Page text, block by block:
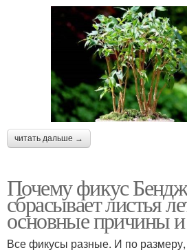
читать дальше →
Почему фикус
сбрасывает листья
основные причины
Все фикусы разные. И по размеру,